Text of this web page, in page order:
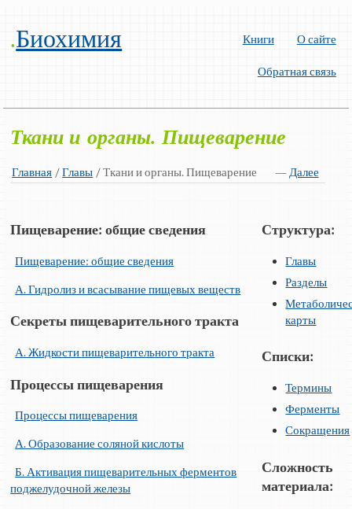
.Биохимия Книги О сайте
Обратная связь
Ткани и органы. Пищеварение
Главная / —Далее
Главы / Ткани и органы. Пищеварение
Пищеварение: общие сведения
Пищеварение: общие сведения
А. Гидролиз и всасывание пищевых веществ
Секреты пищеварительного тракта
А. Жидкости пищеварительного тракта
Процессы пищеварения
Процессы пищеварения
А. Образование соляной кислоты
Б. Активация пищеварительных ферментов
поджелудочной железы
Структура:
Главы
Разделы
карты
Списки:
Термины
Ферменты
Сокращения
Сложность
материала: